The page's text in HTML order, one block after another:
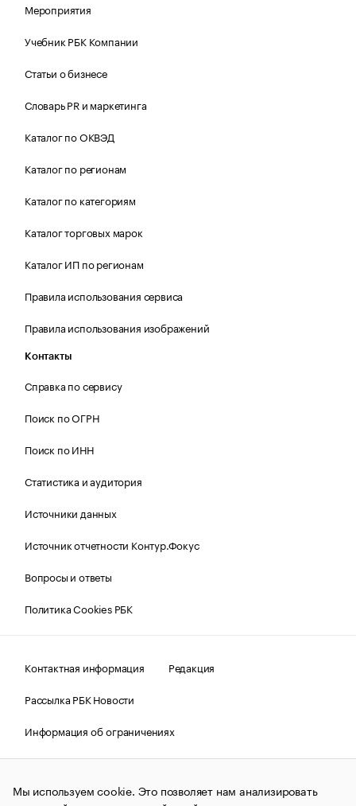
Мероприятия
Учебник РБК Компании
Статьи о бизнесе
Словарь PR и маркетинга
Каталог по ОКВЭД
Каталог по регионам
Каталог по категориям
Каталог торговых марок
Каталог ИП по регионам
Правила использования сервиса
Правила использования изображений
Контакты
Справка по сервису
Поиск по ОГРН
Поиск по ИНН
Статистика и аудитория
Источники данных
Источник отчетности Контур.Фокус
Вопросы и ответы
Политика Cookies РБК
Контактная информация
Редакция
Рассылка РБК Новости
Информация об ограничениях
Правовая информация
О соблюдении авторских прав
© АО «РОСБИЗНЕСКОНСАЛТИНГ»,1995–2026.Сообщения
Мы используем cookie. Это позволяет нам анализировать